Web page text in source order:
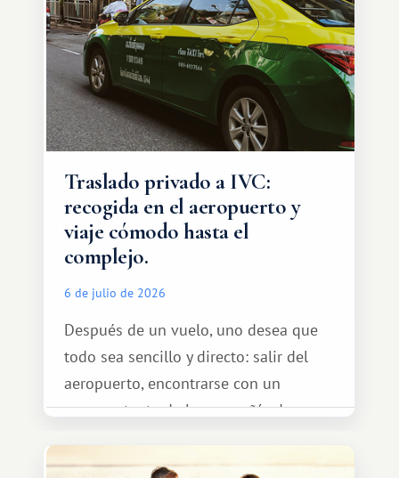
Traslado privado a IVC:
recogida en el aeropuerto y
viaje cómodo hasta el
complejo.
6 de julio de 2026
Después de un vuelo, uno desea que
todo sea sencillo y directo: salir del
aeropuerto, encontrarse con un
representante de la compañía de
tranquilamente hasta el complejo